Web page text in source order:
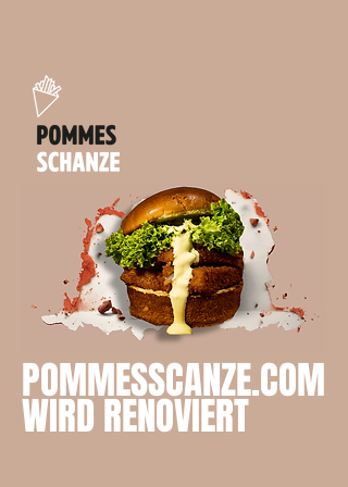
POMMESSCANZE.COM
WIRD RENOVIERT